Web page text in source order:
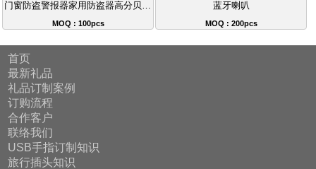
门窗防盗警报器家用防盗器高分贝警报器
MOQ : 100pcs
蓝牙喇叭
MOQ : 200pcs
首页
最新礼品
礼品订制案例
订购流程
合作客户
联络我们
USB手指订制知识
旅行插头知识